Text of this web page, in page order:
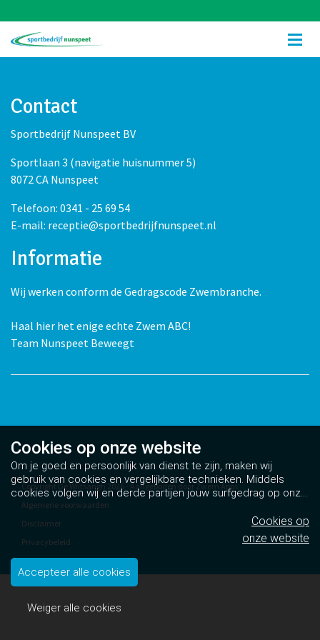
Contact
Sportbedrijf Nunspeet BV
Sportlaan 3 (navigatie huisnummer 5)
8072 CA Nunspeet
Telefoon: 0341 - 25 69 54
E-mail: receptie@sportbedrijfnunspeet.nl
Informatie
Wij werken conform de Gedragscode Zwembranche.
Haal hier het enige echte Zwem ABC!
Team Nunspeet Beweegt
Copyright De Wiltsangh 2026 - Aangeboden doorZwem Apps
Algemene voorwaarden
Disclaimer
Privacybeleid
Cookiebeleid
Cookies op onze website
Om je goed en persoonlijk van dienst te zijn, maken wij
gebruik van cookies en vergelijkbare technieken. Middels
cookies volgen wij en derde partijen jouw surfgedrag op onze
website. Hiermee tonen wij gepersonaliseerde advertenties
en dit maakt het voor jou mogelijk om informatie te delen via
Cookies op
onze website
Accepteer alle cookies
Weiger alle cookies